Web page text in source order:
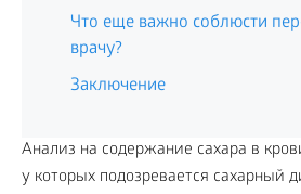
Что еще важно соблюсти
врачу?
Заключение
Анализ на содержание сахара в
у которых подозревается сахарный